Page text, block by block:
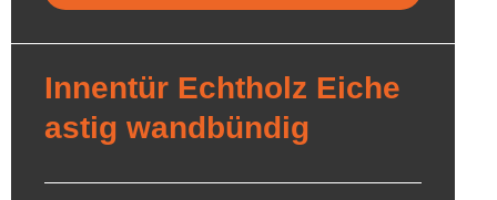
Innentür Echtholz Eiche
astig wandbündig